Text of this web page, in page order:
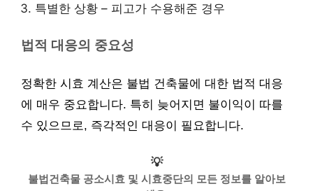
특별한 상황 – 피고가 수용해준 경우
법적 대응의 중요성
정확한 시효 계산은 불법 건축물에 대한 법적 대응
에 매우 중요합니다. 특히 늦어지면 불이익이 따를
수 있으므로, 즉각적인 대응이 필요합니다.
💡
불법건축물 공소시효 및 시효중단의 모든 정보를 알아보